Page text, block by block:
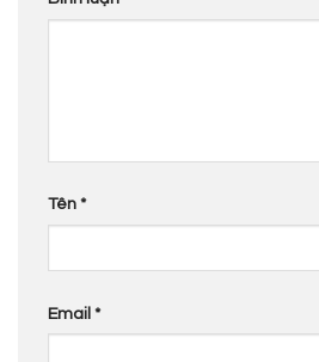
Tên *
Email *